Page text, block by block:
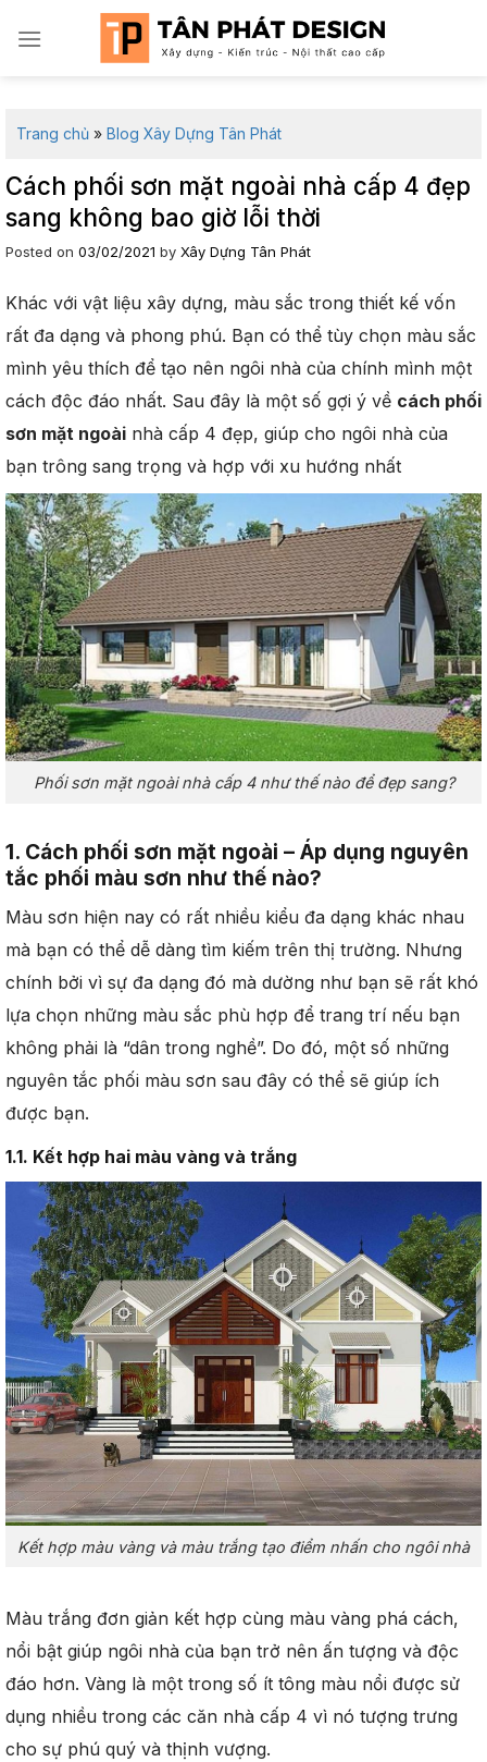
Trang chủ » Blog Xây Dựng Tân Phát
Cách phối sơn mặt ngoài nhà cấp 4 đẹp
sang không bao giờ lỗi thời
Posted on 03/02/2021 by Xây Dựng Tân Phát
Khác với vật liệu xây dựng, màu sắc trong thiết kế vốn
rất đa dạng và phong phú. Bạn có thể tùy chọn màu sắc
mình yêu thích để tạo nên ngôi nhà của chính mình một
cách độc đáo nhất. Sau đây là một số gợi ý về cách phối
sơn mặt ngoài nhà cấp 4 đẹp, giúp cho ngôi nhà của
bạn trông sang trọng và hợp với xu hướng nhất
Phối sơn mặt ngoài nhà cấp 4 như thế nào để đẹp sang?
1. Cách phối sơn mặt ngoài – Áp dụng nguyên
tắc phối màu sơn như thế nào?
Màu sơn hiện nay có rất nhiều kiểu đa dạng khác nhau
mà bạn có thể dễ dàng tìm kiếm trên thị trường. Nhưng
chính bởi vì sự đa dạng đó mà dường như bạn sẽ rất khó
lựa chọn những màu sắc phù hợp để trang trí nếu bạn
không phải là “dân trong nghề”. Do đó, một số những
nguyên tắc phối màu sơn sau đây có thể sẽ giúp ích
được bạn.
1.1. Kết hợp hai màu vàng và trắng
Kết hợp màu vàng và màu trắng tạo điểm nhấn cho ngôi nhà
Màu trắng đơn giản kết hợp cùng màu vàng phá cách,
nổi bật giúp ngôi nhà của bạn trở nên ấn tượng và độc
đáo hơn. Vàng là một trong số ít tông màu nổi được sử
dụng nhiều trong các căn nhà cấp 4 vì nó tượng trưng
cho sự phú quý và thịnh vượng.